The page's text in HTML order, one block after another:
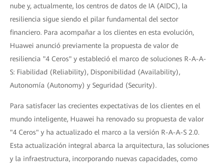
nube y, actualmente, los centros de datos de IA (AIDC), la
resiliencia sigue siendo el pilar fundamental del sector
financiero. Para acompañar a los clientes en esta evolución,
Huawei anunció previamente la propuesta de valor de
resiliencia "4 Ceros" y estableció el marco de soluciones R-A-A-
S: Fiabilidad (Reliability), Disponibilidad (Availability),
Autonomía (Autonomy) y Seguridad (Security).
Para satisfacer las crecientes expectativas de los clientes en el
mundo inteligente, Huawei ha renovado su propuesta de valor
"4 Ceros" y ha actualizado el marco a la versión R-A-A-S 2.0.
Esta actualización integral abarca la arquitectura, las soluciones
y la infraestructura, incorporando nuevas capacidades, como